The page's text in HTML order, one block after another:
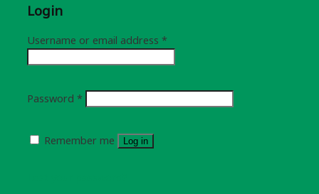
Login
Username or email address *
Password *
Remember me Log in